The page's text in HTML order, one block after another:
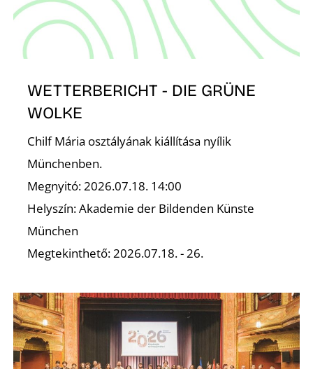
WETTERBERICHT - DIE GRÜNE
WOLKE
Chilf Mária osztályának kiállítása nyílik
Münchenben.
Megnyitó: 2026.07.18. 14:00
Helyszín: Akademie der Bildenden Künste
München
Megtekinthető: 2026.07.18. - 26.